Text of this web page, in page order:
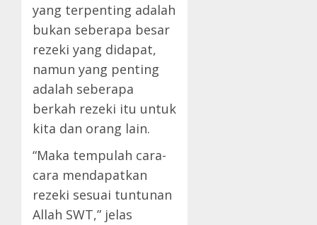
yang terpenting adalah
bukan seberapa besar
rezeki yang didapat,
namun yang penting
adalah seberapa
berkah rezeki itu untuk
kita dan orang lain.
“Maka tempulah cara-
cara mendapatkan
rezeki sesuai tuntunan
Allah SWT,” jelas